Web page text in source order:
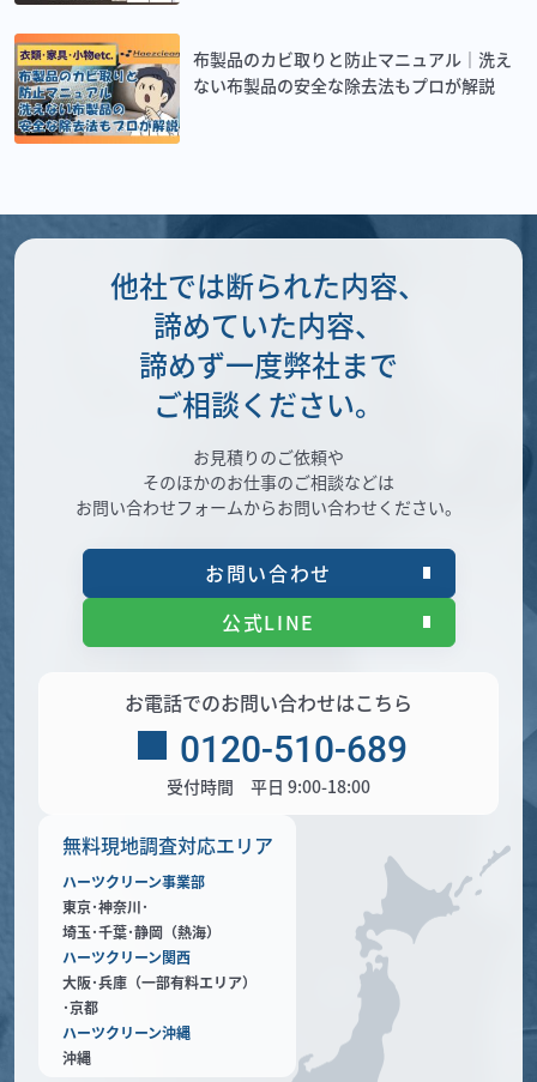
布製品のカビ取りと防止マニュアル｜洗え
ない布製品の安全な除去法もプロが解説
無料現地調査対応エリア
ハーツクリーン事業部
東京･神奈川･
埼玉･千葉･静岡（熱海）
ハーツクリーン関西
大阪･兵庫（一部有料エリア）
･京都
ハーツクリーン沖縄
沖縄
他社では断られた内容、
諦めていた内容、
諦めず一度弊社まで
ご相談ください。
お見積りのご依頼や
そのほかのお仕事のご相談などは
お問い合わせフォームからお問い合わせください。
お問い合わせ
公式LINE
お電話でのお問い合わせはこちら
0120-510-689
受付時間 平日 9:00-18:00